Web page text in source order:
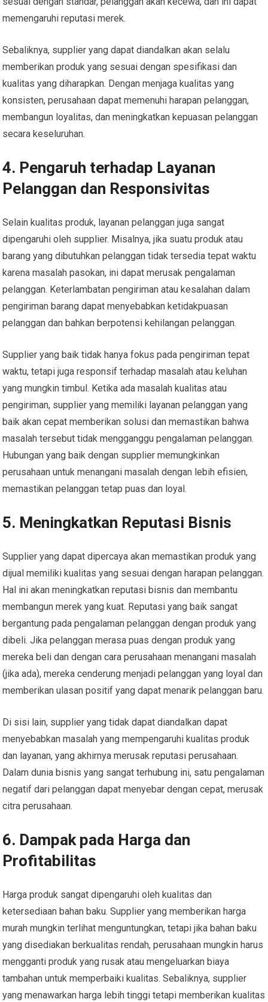
memengaruhi reputasi merek.
Sebaliknya, supplier yang dapat diandalkan akan selalu
memberikan produk yang sesuai dengan spesifikasi dan
kualitas yang diharapkan. Dengan menjaga kualitas yang
konsisten, perusahaan dapat memenuhi harapan pelanggan,
membangun loyalitas, dan meningkatkan kepuasan pelanggan
secara keseluruhan.
4. Pengaruh terhadap Layanan
Pelanggan dan Responsivitas
Selain kualitas produk, layanan pelanggan juga sangat
dipengaruhi oleh supplier. Misalnya, jika suatu produk atau
barang yang dibutuhkan pelanggan tidak tersedia tepat waktu
karena masalah pasokan, ini dapat merusak pengalaman
pelanggan. Keterlambatan pengiriman atau kesalahan dalam
pengiriman barang dapat menyebabkan ketidakpuasan
pelanggan dan bahkan berpotensi kehilangan pelanggan.
Supplier yang baik tidak hanya fokus pada pengiriman tepat
waktu, tetapi juga responsif terhadap masalah atau keluhan
yang mungkin timbul. Ketika ada masalah kualitas atau
pengiriman, supplier yang memiliki layanan pelanggan yang
baik akan cepat memberikan solusi dan memastikan bahwa
masalah tersebut tidak mengganggu pengalaman pelanggan.
Hubungan yang baik dengan supplier memungkinkan
perusahaan untuk menangani masalah dengan lebih efisien,
memastikan pelanggan tetap puas dan loyal.
5. Meningkatkan Reputasi Bisnis
Supplier yang dapat dipercaya akan memastikan produk yang
dijual memiliki kualitas yang sesuai dengan harapan pelanggan.
Hal ini akan meningkatkan reputasi bisnis dan membantu
membangun merek yang kuat. Reputasi yang baik sangat
bergantung pada pengalaman pelanggan dengan produk yang
dibeli. Jika pelanggan merasa puas dengan produk yang
mereka beli dan dengan cara perusahaan menangani masalah
(jika ada), mereka cenderung menjadi pelanggan yang loyal dan
memberikan ulasan positif yang dapat menarik pelanggan baru.
Di sisi lain, supplier yang tidak dapat diandalkan dapat
menyebabkan masalah yang mempengaruhi kualitas produk
dan layanan, yang akhirnya merusak reputasi perusahaan.
Dalam dunia bisnis yang sangat terhubung ini, satu pengalaman
negatif dari pelanggan dapat menyebar dengan cepat, merusak
citra perusahaan.
6. Dampak pada Harga dan
Profitabilitas
Harga produk sangat dipengaruhi oleh kualitas dan
ketersediaan bahan baku. Supplier yang memberikan harga
murah mungkin terlihat menguntungkan, tetapi jika bahan baku
yang disediakan berkualitas rendah, perusahaan mungkin harus
mengganti produk yang rusak atau mengeluarkan biaya
tambahan untuk memperbaiki kualitas. Sebaliknya, supplier
yang menawarkan harga lebih tinggi tetapi memberikan kualitas